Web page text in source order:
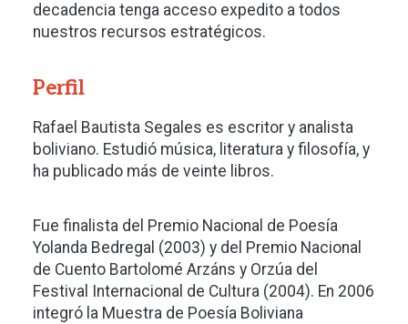
decadencia tenga acceso expedito a todos
nuestros recursos estratégicos.
Perfil
Rafael Bautista Segales es escritor y analista
boliviano. Estudió música, literatura y filosofía, y
ha publicado más de veinte libros.
Fue finalista del Premio Nacional de Poesía
Yolanda Bedregal (2003) y del Premio Nacional
de Cuento Bartolomé Arzáns y Orzúa del
Festival Internacional de Cultura (2004). En 2006
integró la Muestra de Poesía Boliviana